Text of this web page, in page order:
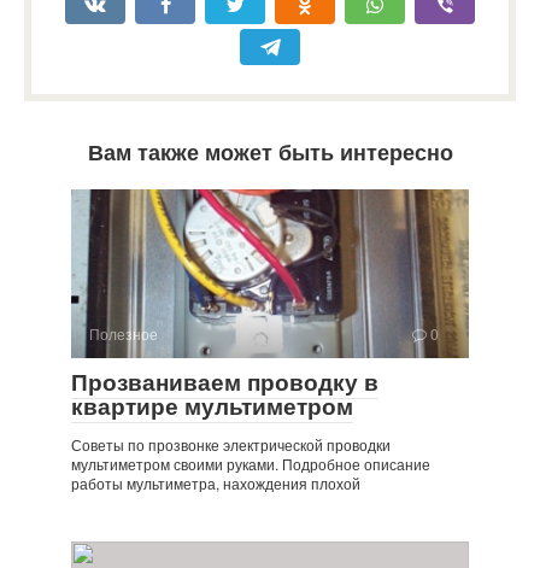
Вам также может быть интересно
Полезное 0
Прозваниваем проводку в
квартире мультиметром
Советы по прозвонке электрической проводки
мультиметром своими руками. Подробное описание
работы мультиметра, нахождения плохой